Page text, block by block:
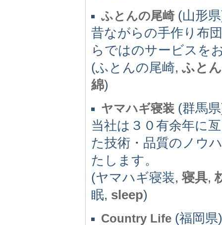
ふとんの尾崎(山形
昔ながらの手作り布
らではのサービスを
(ふとんの尾崎, ふとん
綿)
ヤマハギ寝装 (群馬
当社は３０有余年に
た技術・品質のノウ
たします。
(ヤマハギ寝装,寝具,
眠, sleep)
Country Life (福岡県